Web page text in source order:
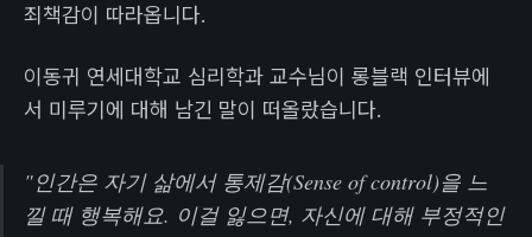
죄책감이 따라옵니다.
이동귀 연세대학교 심리학과 교수님이 롱블랙 인터뷰에
서 미루기에 대해 남긴 말이 떠올랐습니다.
"인간은 자기 삶에서 통제감(Sense of control)을 느
낄 때 행복해요. 이걸 잃으면, 자신에 대해 부정적인